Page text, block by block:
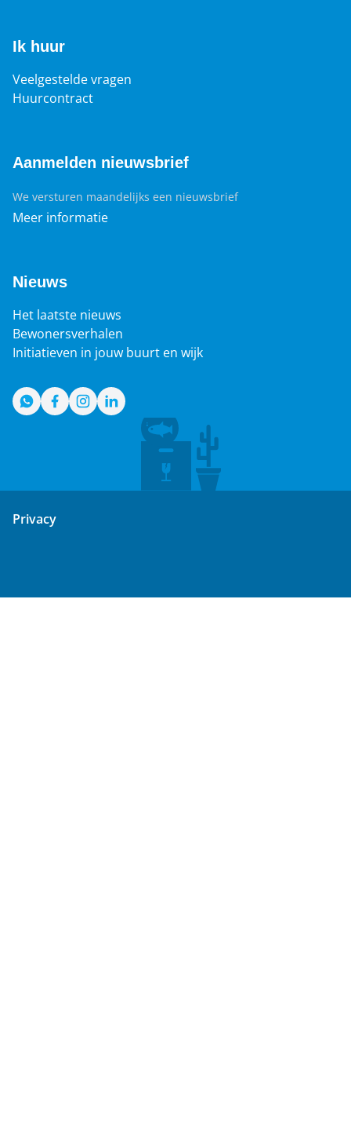
Ik huur
Veelgestelde vragen
Huurcontract
Aanmelden nieuwsbrief
We versturen maandelijks een nieuwsbrief
Meer informatie
Nieuws
Het laatste nieuws
Bewonersverhalen
Initiatieven in jouw buurt en wijk
WhatsApp
Facebook
Instagram
LinkedIn
Privacy